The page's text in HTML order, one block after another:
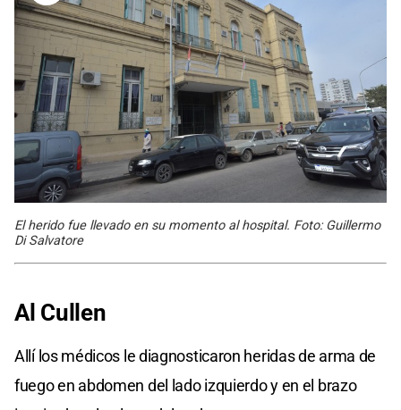
El herido fue llevado en su momento al hospital. Foto: Guillermo
Di Salvatore
Al Cullen
Allí los médicos le diagnosticaron heridas de arma de
fuego en abdomen del lado izquierdo y en el brazo